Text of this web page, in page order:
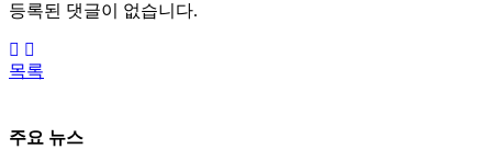
등록된 댓글이 없습니다.
목록
주요 뉴스